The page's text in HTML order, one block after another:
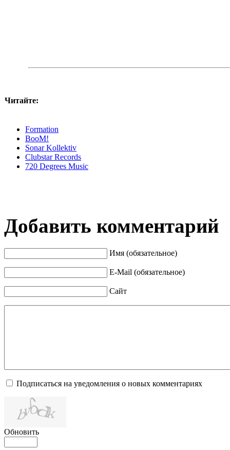
Читайте:
Formation
BooM!
Sonar Kollektiv
Clubstar Records
720 Degrees Music
Добавить комментарий
Имя (обязательное)
E-Mail (обязательное)
Сайт
Подписаться на уведомления о новых комментариях
Обновить